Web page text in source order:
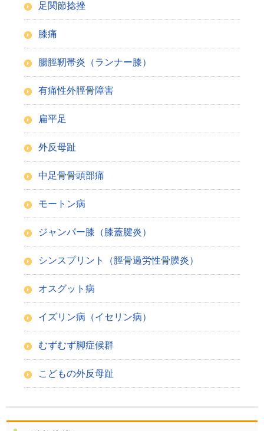
足関節捻挫
膝痛
腸脛靭帯炎（ランナー膝）
有痛性外脛骨障害
扁平足
外反母趾
中足骨骨頭部痛
モートン病
ジャンパー膝（膝蓋腱炎）
シンスプリント（脛骨過労性骨膜炎）
オスグット病
イズリン病（イセリン病）
むずむず脚症候群
こどもの外反母趾